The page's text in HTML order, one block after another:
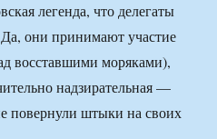
легенда, что делегаты
они принимают участие
восставшими моряками),
надзирательная —
повернули штыки на своих